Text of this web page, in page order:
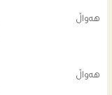
هەواڵ
هەواڵ